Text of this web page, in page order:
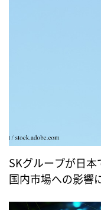
SKグループが日
国内市場への影響